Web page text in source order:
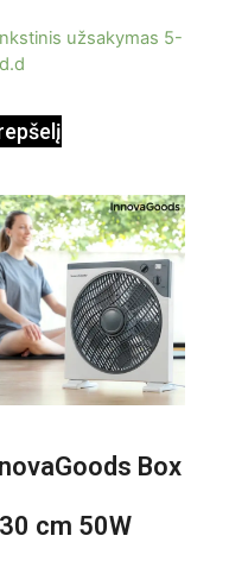
užsakymas 5-
Box
cm 50W